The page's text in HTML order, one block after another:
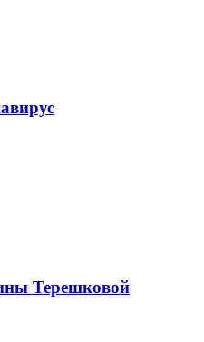
Терешковой